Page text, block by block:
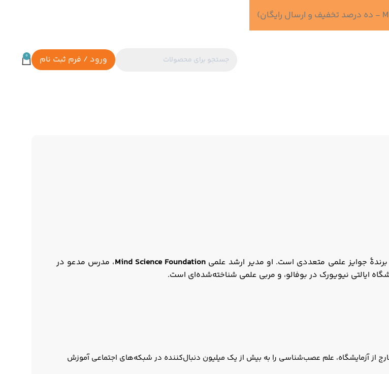
ورود / فرم ثبت نام 0
جوایز علمی متعددی است. او مدیر ارشد علمیMind Science Foundation، مدرس مدعو در
ایالتی نیویورک در بوفالو، و مربی علمی شناخته‌شده‌ای است.
از آزمایشگاه، علم عصب‌شناسی را به بیش از یک میلیون دنبال‌کننده در شبکه‌های اجتماعی آموزش